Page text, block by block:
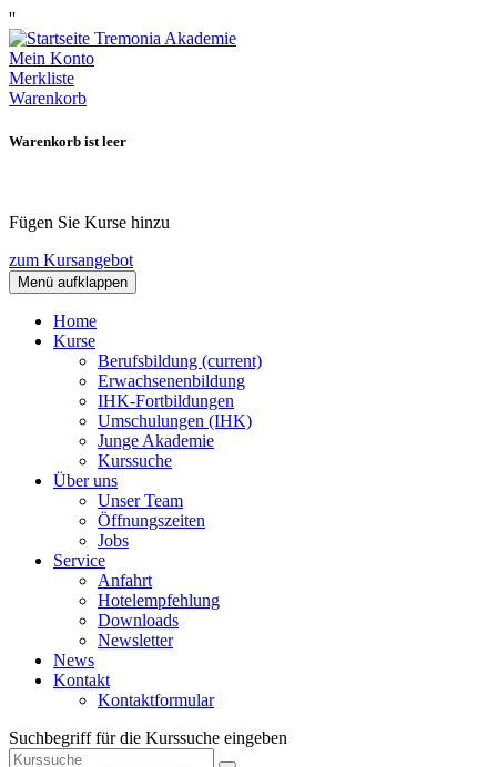
''
Mein Konto
Merkliste
Warenkorb
Warenkorb ist leer
Fügen Sie Kurse hinzu
zum Kursangebot
Menü aufklappen
Home
Kurse
Berufsbildung (current)
Erwachsenenbildung
IHK-Fortbildungen
Umschulungen (IHK)
Junge Akademie
Kurssuche
Über uns
Unser Team
Öffnungszeiten
Jobs
Service
Anfahrt
Hotelempfehlung
Downloads
Newsletter
News
Kontakt
Kontaktformular
Suchbegriff für die Kurssuche eingeben